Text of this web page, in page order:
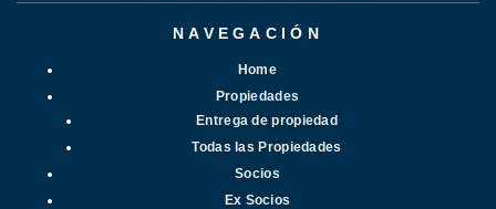
NAVEGACIÓN
Home
Propiedades
Entrega de propiedad
Todas las Propiedades
Socios
Ex Socios